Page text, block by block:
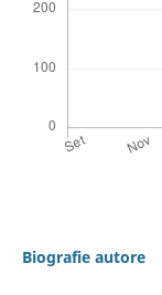
Biografie autore